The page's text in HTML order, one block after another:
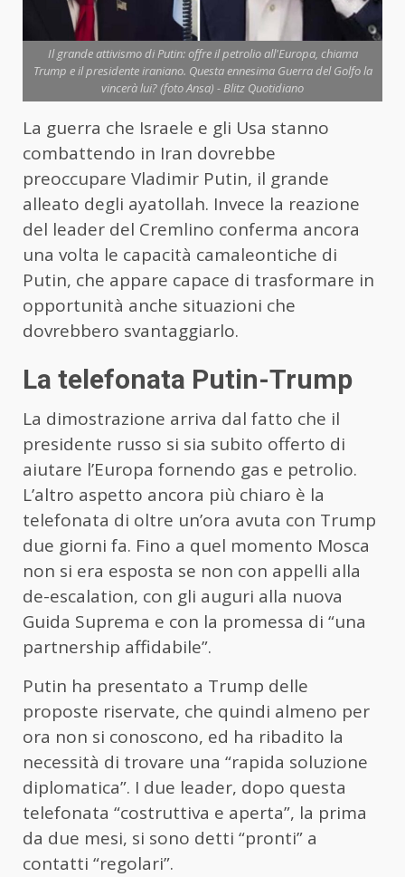
Il grande attivismo di Putin: offre il petrolio all'Europa, chiama
Trump e il presidente iraniano. Questa ennesima Guerra del Golfo la
vincerà lui? (foto Ansa) - Blitz Quotidiano
La guerra che Israele e gli Usa stanno
combattendo in Iran dovrebbe
preoccupare Vladimir Putin, il grande
alleato degli ayatollah. Invece la reazione
del leader del Cremlino conferma ancora
una volta le capacità camaleontiche di
Putin, che appare capace di trasformare in
opportunità anche situazioni che
dovrebbero svantaggiarlo.
La telefonata Putin-Trump
La dimostrazione arriva dal fatto che il
presidente russo si sia subito offerto di
aiutare l’Europa fornendo gas e petrolio.
L’altro aspetto ancora più chiaro è la
telefonata di oltre un’ora avuta con Trump
due giorni fa. Fino a quel momento Mosca
non si era esposta se non con appelli alla
de-escalation, con gli auguri alla nuova
Guida Suprema e con la promessa di “una
partnership affidabile”.
Putin ha presentato a Trump delle
proposte riservate, che quindi almeno per
ora non si conoscono, ed ha ribadito la
necessità di trovare una “rapida soluzione
diplomatica”. I due leader, dopo questa
telefonata “costruttiva e aperta”, la prima
da due mesi, si sono detti “pronti” a
contatti “regolari”.